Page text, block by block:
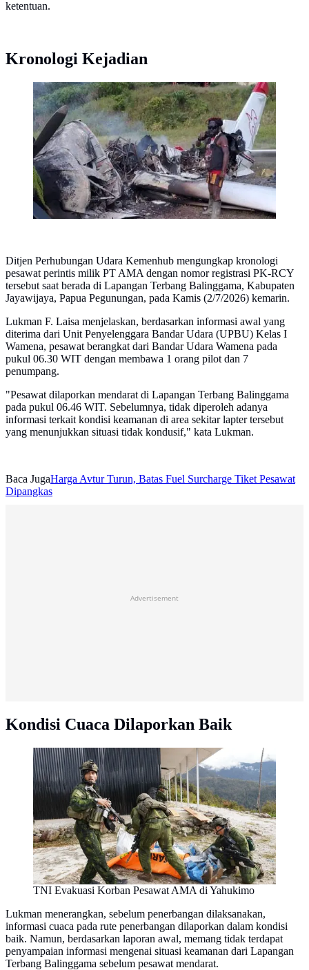
ketentuan.
Kronologi Kejadian
\Pesawat AMA dengan kode penerbangan PK-RCY
dilaporkan dibakar KKB. (Antara)
Ditjen Perhubungan Udara Kemenhub mengungkap kronologi
pesawat perintis milik PT AMA dengan nomor registrasi PK-RCY
tersebut saat berada di Lapangan Terbang Balinggama, Kabupaten
Jayawijaya, Papua Pegunungan, pada Kamis (2/7/2026) kemarin.
Lukman F. Laisa menjelaskan, berdasarkan informasi awal yang
diterima dari Unit Penyelenggara Bandar Udara (UPBU) Kelas I
Wamena, pesawat berangkat dari Bandar Udara Wamena pada
pukul 06.30 WIT dengan membawa 1 orang pilot dan 7
penumpang.
"Pesawat dilaporkan mendarat di Lapangan Terbang Balinggama
pada pukul 06.46 WIT. Sebelumnya, tidak diperoleh adanya
informasi terkait kondisi keamanan di area sekitar lapter tersebut
yang menunjukkan situasi tidak kondusif," kata Lukman.
Baca JugaHarga Avtur Turun, Batas Fuel Surcharge Tiket Pesawat
Dipangkas
Advertisement
Kondisi Cuaca Dilaporkan Baik
TNI Evakuasi Korban Pesawat AMA di Yahukimo
Lukman menerangkan, sebelum penerbangan dilaksanakan,
informasi cuaca pada rute penerbangan dilaporkan dalam kondisi
baik. Namun, berdasarkan laporan awal, memang tidak terdapat
penyampaian informasi mengenai situasi keamanan dari Lapangan
Terbang Balinggama sebelum pesawat mendarat.